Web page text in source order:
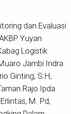
dan Evaluasi
Yuyan
Logistik
Jambi Indra
Ginting, S.H,
Rajo Ipda
M. Pd,